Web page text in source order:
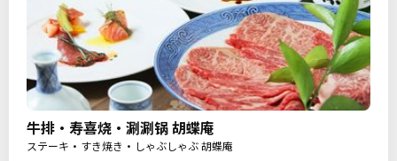
牛排・寿喜烧・涮涮锅 胡蝶庵
ステーキ・すき焼き・しゃぶしゃぶ 胡蝶庵